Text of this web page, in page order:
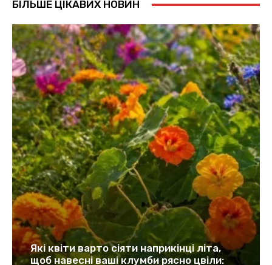
БІЛЬШЕ ЦІКАВИХ НОВИН
Які квіти варто сіяти наприкінці літа,
щоб навесні ваші клумби рясно цвіли: